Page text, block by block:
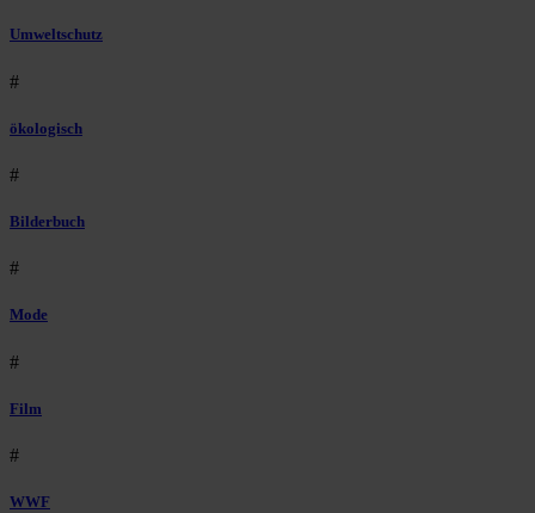
Umweltschutz
#
ökologisch
#
Bilderbuch
#
Mode
#
Film
#
WWF